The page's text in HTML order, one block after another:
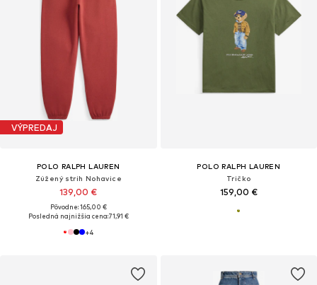
VÝPREDAJ
POLO RALPH LAUREN
Zúžený strih Nohavice
139,00 €
Pôvodne: 165,00 €
Posledná najnižšia cena:71,91 €
+4
POLO RALPH LAUREN
Tričko
159,00 €